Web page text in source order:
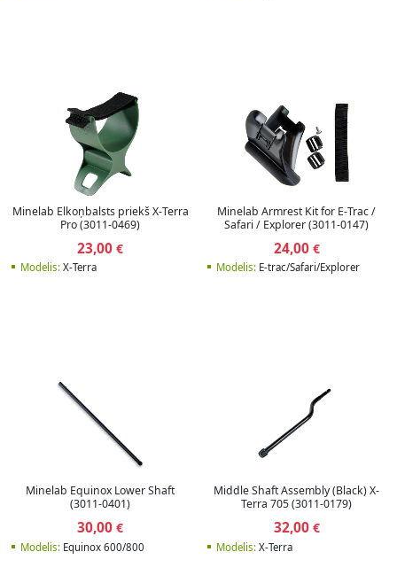
Minelab Elkoņbalsts priekš X-Terra
Pro (3011-0469)
23,00 €
Modelis:X-Terra
Minelab Armrest Kit for E-Trac /
Safari / Explorer (3011-0147)
24,00€
Modelis: E-trac/Safari/Explorer
Minelab Equinox Lower Shaft
(3011-0401)
30,00 €
Modelis:Equinox 600/800
Middle Shaft Assembly (Black) X-
Terra 705 (3011-0179)
32,00€
Modelis: X-Terra